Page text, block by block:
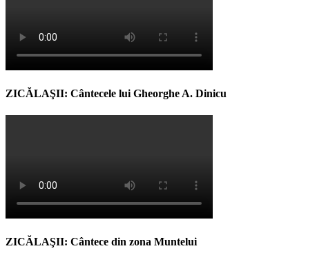
ZICĂLAŞII: Cântecele lui Gheorghe A. Dinicu
ZICĂLAŞII: Cântece din zona Muntelui